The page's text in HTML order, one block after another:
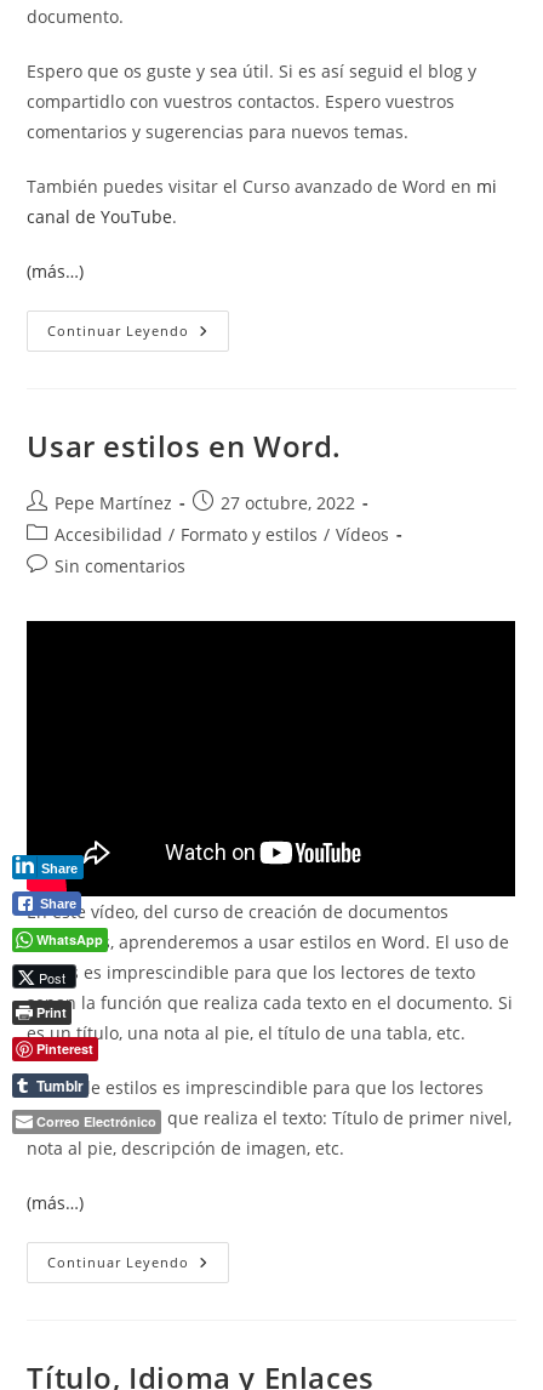
documento.
Espero que os guste y sea útil. Si es así seguid el blog y
compartidlo con vuestros contactos. Espero vuestros
comentarios y sugerencias para nuevos temas.
También puedes visitar el Curso avanzado de Word en mi
canal de YouTube.
(más…)
Continuar Leyendo Incrustar
Fuentes
Usar estilos en Word.
Autor
de
la
entrada:
Pepe Martínez
Publicación
de
27 octubre, 2022
Categoría
de
Accesibilidad / Formato y estilos / Vídeos
Comentarios
la
Sin comentarios
En este vídeo, del curso de creación de documentos
accesibles, aprenderemos a usar estilos en Word. El uso de
estilos es imprescindible para que los lectores de texto
sepan la función que realiza cada texto en el documento. Si
es un título, una nota al pie, el título de una tabla, etc.
El uso de estilos es imprescindible para que los lectores
sepan la función que realiza el texto: Título de primer nivel,
nota al pie, descripción de imagen, etc.
(más…)
Continuar Leyendo Usar
Estilos
Título, Idioma y Enlaces
Share
Share
WhatsApp
Post
Print
Pinterest
Tumblr
Correo Electrónico